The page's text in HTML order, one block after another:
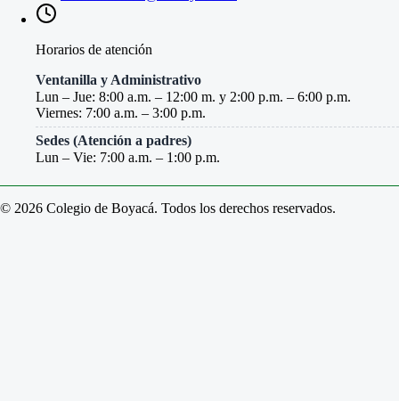
Horarios de atención
Ventanilla y Administrativo
Lun – Jue: 8:00 a.m. – 12:00 m. y 2:00 p.m. – 6:00 p.m.
Viernes: 7:00 a.m. – 3:00 p.m.
Sedes (Atención a padres)
Lun – Vie: 7:00 a.m. – 1:00 p.m.
© 2026 Colegio de Boyacá. Todos los derechos reservados.